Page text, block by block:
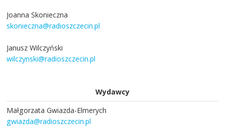
Joanna Skonieczna
skonieczna@radioszczecin.pl
Janusz Wilczyński
wilczynski@radioszczecin.pl
Wydawcy
Małgorzata Gwiazda-Elmerych
gwiazda@radioszczecin.pl